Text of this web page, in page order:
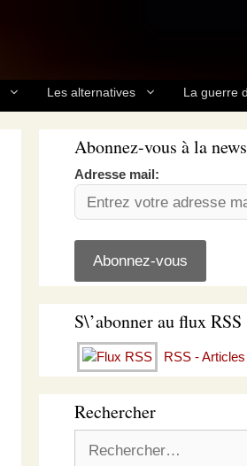
Les alternatives La guerre
Abonnez-vous à la
Adresse mail:
S\’abonner au flux RSS
RSS - Articles
Rechercher